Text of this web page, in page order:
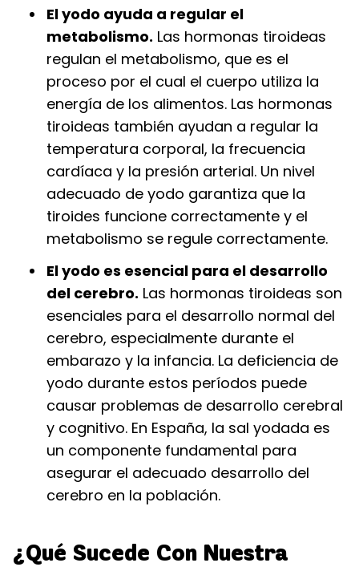
El yodo ayuda a regular el
metabolismo. Las hormonas tiroideas
regulan el metabolismo, que es el
proceso por el cual el cuerpo utiliza la
energía de los alimentos. Las hormonas
tiroideas también ayudan a regular la
temperatura corporal, la frecuencia
cardíaca y la presión arterial. Un nivel
adecuado de yodo garantiza que la
tiroides funcione correctamente y el
metabolismo se regule correctamente.
El yodo es esencial para el desarrollo
del cerebro. Las hormonas tiroideas son
esenciales para el desarrollo normal del
cerebro, especialmente durante el
embarazo y la infancia. La deficiencia de
yodo durante estos períodos puede
causar problemas de desarrollo cerebral
y cognitivo. En España, la sal yodada es
un componente fundamental para
asegurar el adecuado desarrollo del
cerebro en la población.
¿Qué Sucede Con Nuestra